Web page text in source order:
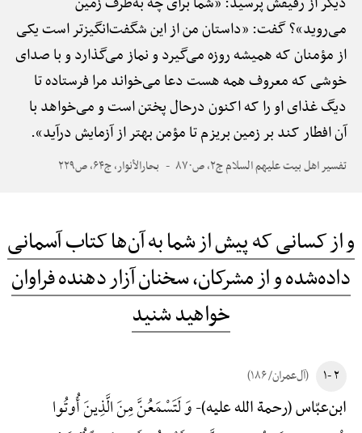
می‌روید»؟ گفت: «داستان من از این شگفت‌انگیزتر است یکی
از مؤمنان که همیشه روزه می‌گیرد و نماز می‌گذارد و با صدای
خوشی که معروف همه هست دعا می‌خواند مرا فرستاده تا
دیگ غذای او را که اکنون درحال پختن است و می‌خواهد با
آن افطار کند بر زمین بریزم تا مؤمن بهتر از آزمایش درآید».
تفسیر اهل بیت علیهم السلام ج۲، ص۸۷۰ بحارالأنوار، ج۶۴، ص۲۲۹
و از کسانی که پیش از شما به آن‌ها کتاب آسمانی
داده‌شده و از مشرکان، سخنان آزار دهنده فراوان
خواهید شنید
۲ -۱ (آل‌عمران/ ۱۸۶)
ابن‌عبّاس (رحمة الله علیه)-وَ لَتَسْمَعُنَّ مِنَ الَّذِینَ أُوتُوا